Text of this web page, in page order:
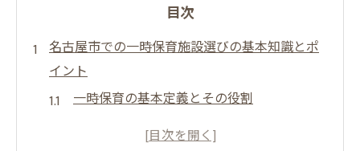
目次
名古屋市での一時保育施設選びの基本知識とポ
イント
一時保育の基本定義とその役割
名古屋市内の一時保育施設の種類